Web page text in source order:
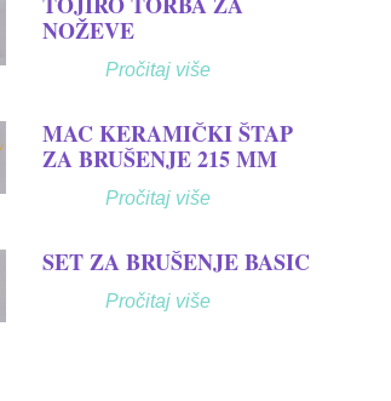
NOŽEVE
Pročitaj više
MAC KERAMIČKI ŠTAP
ZA BRUŠENJE 215 MM
Pročitaj više
SET ZA BRUŠENJE BASIC
Pročitaj više